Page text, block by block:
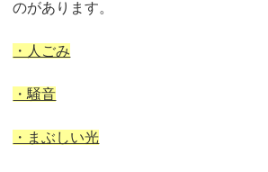
のがあります。
・人ごみ
・騒音
・まぶしい光